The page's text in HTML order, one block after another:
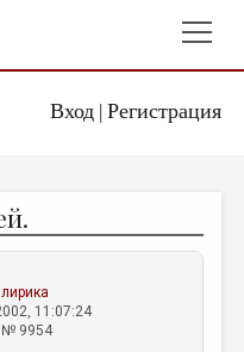
Вход| Регистрация
11:07:24
№ 9954